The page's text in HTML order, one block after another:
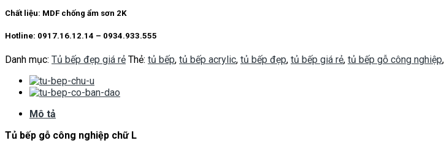
Chất liệu: MDF chống ẩm sơn 2K
Hotline: 0917.16.12.14 – 0934.933.555
Danh mục: Tủ bếp đẹp giá rẻ Thẻ: tủ bếp, tủ bếp acrylic, tủ bếp đẹp, tủ bếp giá rẻ, tủ bếp gỗ công nghiệp,
Mô tả
Tủ bếp gỗ công nghiệp chữ L